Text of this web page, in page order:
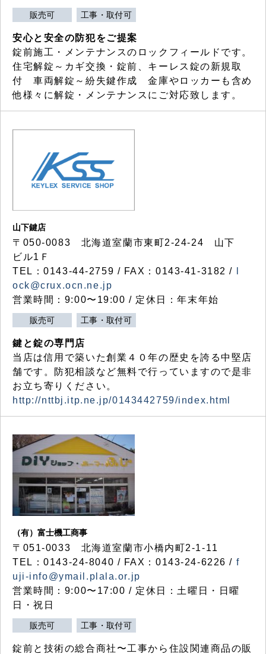
販売可 工事・取付可
安心と安全の防犯をご提案
錠前施工・メンテナンスのロックフィールドです。
住宅解錠～カギ交換・錠前、キーレス錠の新規取
付 車両解錠～紛失鍵作成 金庫やロッカーも含め
他様々に解錠・メンテナンスにご対応致します。
山下鍵店
〒050-0083 北海道室蘭市東町2-24-24 山下
ビル1Ｆ
TEL：0143-44-2759 / FAX：0143-41-3182 /
ock@crux.ocn.ne.jp
営業時間：9:00〜19:00 / 定休日：年末年始
販売可 工事・取付可
鍵と錠の専門店
当店は信用で築いた創業４０年の歴史を誇る中堅店
舗です。防犯相談など無料で行っていますので是非
お立ち寄りください。
http://nttbj.itp.ne.jp/0143442759/index.html
（有）富士機工商事
〒051-0033 北海道室蘭市小橋内町2-1-11
TEL：0143-24-8040 / FAX：0143-24-6226 / f
uji-info@ymail.plala.or.jp
営業時間：9:00〜17:00 / 定休日：土曜日・日曜
日・祝日
販売可 工事・取付可
錠前と技術の総合商社〜工事から住設関連商品の販